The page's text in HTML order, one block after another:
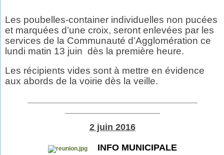
Les poubelles-container individuelles non pucées
et marquées d’une croix, seront enlevées par les
services de la Communauté d’Agglomération ce
lundi matin 13 juin dès la première heure.
Les récipients vides sont à mettre en évidence
aux abords de la voirie dès la veille.
2 juin 2016
INFO MUNICIPALE